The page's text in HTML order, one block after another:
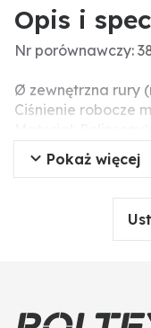
Opis i
Nr porównawczy:
Ø zewnętrzna rury
Ciśnienie robocze
Przyłącze: 1 1/4"
Dodatkowe
Pokaż więcej